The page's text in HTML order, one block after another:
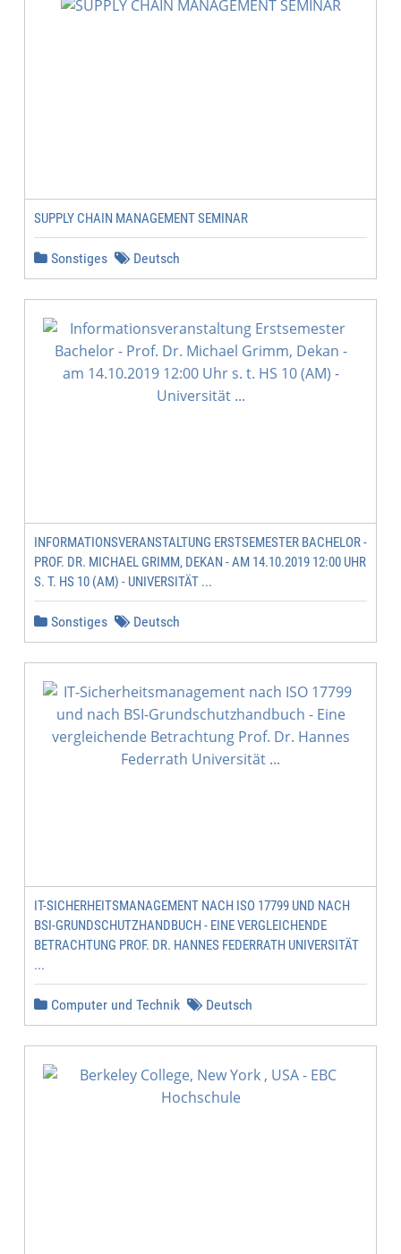
SUPPLY CHAIN MANAGEMENT SEMINAR
Sonstiges Deutsch
INFORMATIONSVERANSTALTUNG ERSTSEMESTER BACHELOR -
PROF. DR. MICHAEL GRIMM, DEKAN - AM 14.10.2019 12:00 UHR
S. T. HS 10 (AM) - UNIVERSITÄT ...
Sonstiges Deutsch
IT-SICHERHEITSMANAGEMENT NACH ISO 17799 UND NACH
BSI-GRUNDSCHUTZHANDBUCH - EINE VERGLEICHENDE
BETRACHTUNG PROF. DR. HANNES FEDERRATH UNIVERSITÄT
...
Computer und Technik Deutsch